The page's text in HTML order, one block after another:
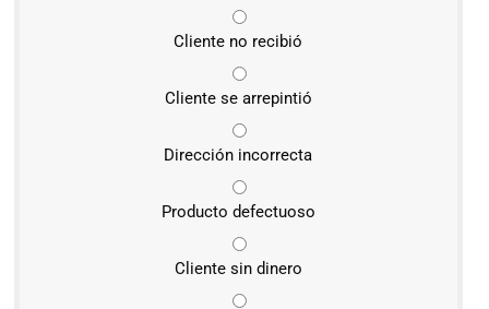
Cliente no recibió
Cliente se arrepintió
Dirección incorrecta
Producto defectuoso
Cliente sin dinero